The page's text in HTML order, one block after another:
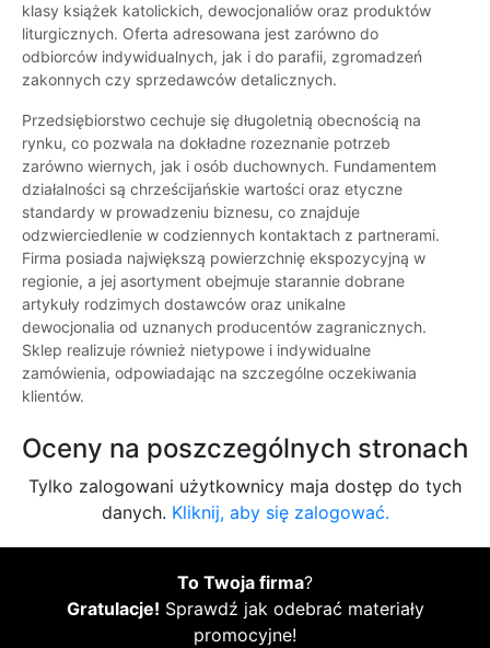
klasy książek katolickich, dewocjonaliów oraz produktów
liturgicznych. Oferta adresowana jest zarówno do
odbiorców indywidualnych, jak i do parafii, zgromadzeń
zakonnych czy sprzedawców detalicznych.
Przedsiębiorstwo cechuje się długoletnią obecnością na
rynku, co pozwala na dokładne rozeznanie potrzeb
zarówno wiernych, jak i osób duchownych. Fundamentem
działalności są chrześcijańskie wartości oraz etyczne
standardy w prowadzeniu biznesu, co znajduje
odzwierciedlenie w codziennych kontaktach z partnerami.
Firma posiada największą powierzchnię ekspozycyjną w
regionie, a jej asortyment obejmuje starannie dobrane
artykuły rodzimych dostawców oraz unikalne
dewocjonalia od uznanych producentów zagranicznych.
Sklep realizuje również nietypowe i indywidualne
zamówienia, odpowiadając na szczególne oczekiwania
klientów.
Oceny na poszczególnych stronach
Tylko zalogowani użytkownicy maja dostęp do tych
danych. Kliknij, aby się zalogować.
To Twoja firma?
Gratulacje! Sprawdź jak odebrać materiały
promocyjne!